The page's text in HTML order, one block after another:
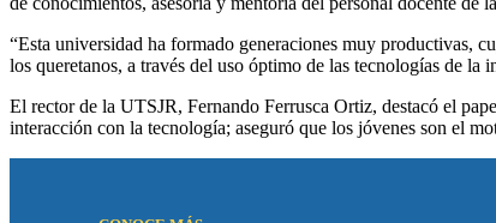
“Esta universidad ha formado generaciones muy productivas,
los queretanos, a través del uso óptimo de las tecnologías de la
El rector de la UTSJR, Fernando Ferrusca Ortiz, destacó el
interacción con la tecnología; aseguró que los jóvenes son el